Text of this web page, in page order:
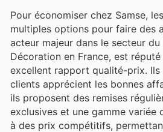
Pour économiser chez Samse,
multiples options pour faire des
acteur majeur dans le secteur
Décoration en France, est
excellent rapport qualité-prix. Ils
clients apprécient les bonnes
ils proposent des remises
exclusives et une gamme variée
à des prix compétitifs,